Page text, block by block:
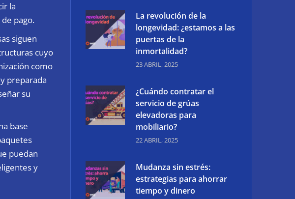
la
pago.
siguen
cuyo
como
preparada
su
base
puedan
y
La revolución de la
longevidad: ¿estamos a las
puertas de la
inmortalidad?
23 ABRIL, 2025
¿Cuándo contratar el
servicio de grúas
elevadoras para
mobiliario?
22 ABRIL, 2025
Mudanza sin estrés:
estrategias para ahorrar
tiempo y dinero